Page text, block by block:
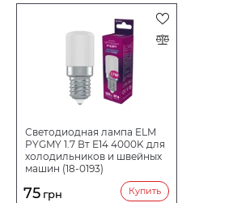
Светодиодная лампа ELM
PYGMY 1.7 Вт E14 4000K для
холодильников и швейных
машин (18-0193)
75 грн Купить